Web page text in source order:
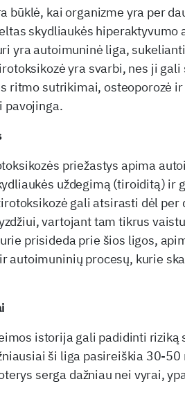
būklė, kai organizme yra per
skydliaukės hiperaktyvumo
yra autoimuninė liga,
yra svarbi, nes ji
ritmo sutrikimai, osteoporozė
pavojinga.
priežastys apima
uždegimą (tiroiditą) ir
gali atsirasti dėl per
vartojant tam tikrus
prisideda prie šios ligos,
autoimuninių procesų, kurie
istorija gali padidinti riziką
ši liga pasireiškia 30-50
serga dažniau nei vyrai,